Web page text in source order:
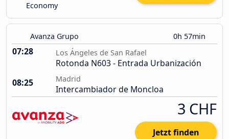
Economy
Avanza Grupo 0h 57min
07:28 Los Ángeles de San Rafael
Rotonda N603 - Entrada Urbanización
08:25
Madrid
Intercambiador de Moncloa
3 CHF
Jetzt finden